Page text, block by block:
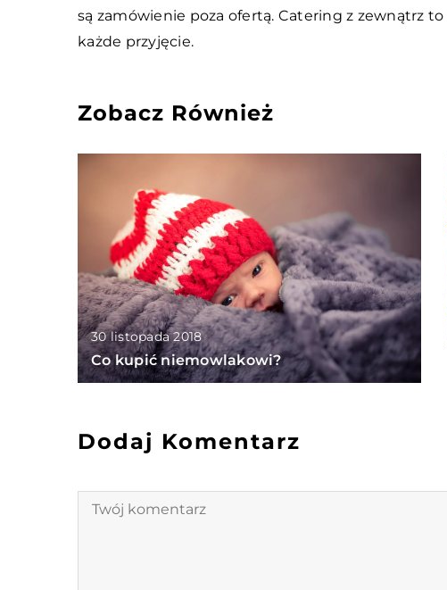
są zamówienie poza ofertą. Catering z zewnątrz
każde przyjęcie.
Zobacz Również
30 listopada 2018
Co kupić niemowlakowi?
Dodaj Komentarz